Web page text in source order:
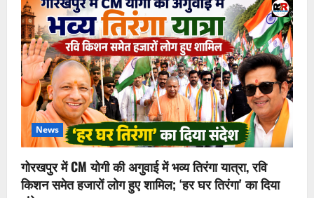
News
गोरखपुर में CM योगी की अगुवाई में भव्य तिरंगा यात्रा, रवि
किशन समेत हजारों लोग हुए शामिल; ‘हर घर तिरंगा’ का दिया